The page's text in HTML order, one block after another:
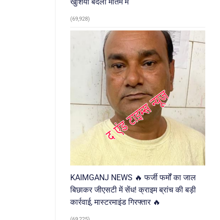
(69,928)
KAIMGANJ NEWS 🔥 फर्जी फर्मों का जाल
बिछाकर जीएसटी में सेंध! क्राइम ब्रांच की बड़ी
कार्रवाई, मास्टरमाइंड गिरफ्तार 🔥